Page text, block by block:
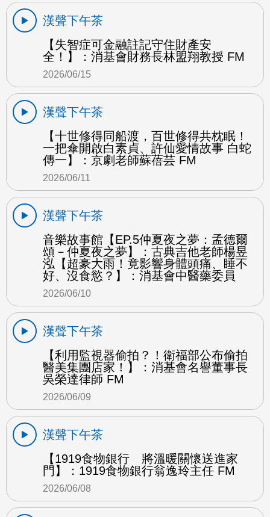
漢聲下午茶
【失智症可金融註記守住財產安
全！】：消基會財務長林盟翔教授 FM
2026/06/15
漢聲下午茶
【十世修得同船渡，百世修得共枕眠！
一把傘開啟白素貞、許仙愛情故事 白蛇
傳一】：京劇老師蘇蓓芸 FM
2026/06/11
漢聲下午茶
音樂故事館【EP.5仲夏夜之夢：孟德爾
頌－仲夏夜之夢】：古典吉他老師楊昱
泓【超豪大雨！竟影響身體頭痛、睡不
好、沒食慾？】：消基會中醫藥委員
2026/06/10
漢聲下午茶
【利用監視器偷拍？！衛福部公布偷拍
醫美集團店家！】：消基會名譽董事長
吳榮達律師 FM
2026/06/09
漢聲下午茶
【1919食物銀行 將溫暖關懷送進家
門】：1919食物銀行翁逸玲主任 FM
2026/06/08